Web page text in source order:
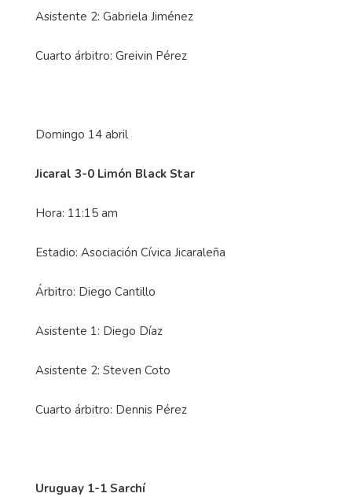
Asistente 2: Gabriela Jiménez
Cuarto árbitro: Greivin Pérez
Domingo 14 abril
Jicaral 3-0 Limón Black Star
Hora: 11:15 am
Estadio: Asociación Cívica Jicaraleña
Árbitro: Diego Cantillo
Asistente 1: Diego Díaz
Asistente 2: Steven Coto
Cuarto árbitro: Dennis Pérez
Uruguay 1-1 Sarchí